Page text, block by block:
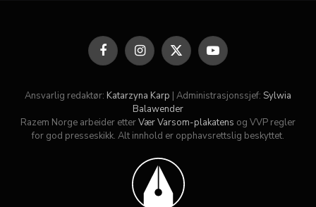
FacebookInstagram
X
(Twitter)
YouTube
Ansvarlig redaktør: Katarzyna Karp | Administrasjonssjef: Sylwia
Balawender
Razem Norge arbeider etterVær Varsom-plakatens og VVP regler
for god presseskikk. Alt innhold er opphavsrettslig beskyttet.